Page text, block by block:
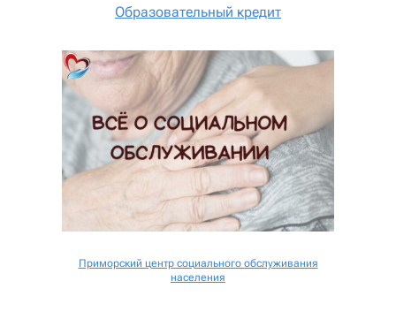
Образовательный кредит
Приморский центр социального обслуживания
населения